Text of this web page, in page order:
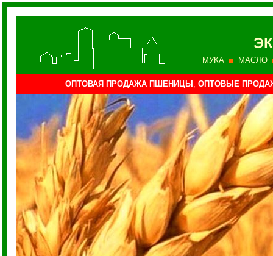
МУКА МАСЛО
ОПТОВАЯ ПРОДАЖА ПШЕНИЦЫ , ОПТОВЫЕ